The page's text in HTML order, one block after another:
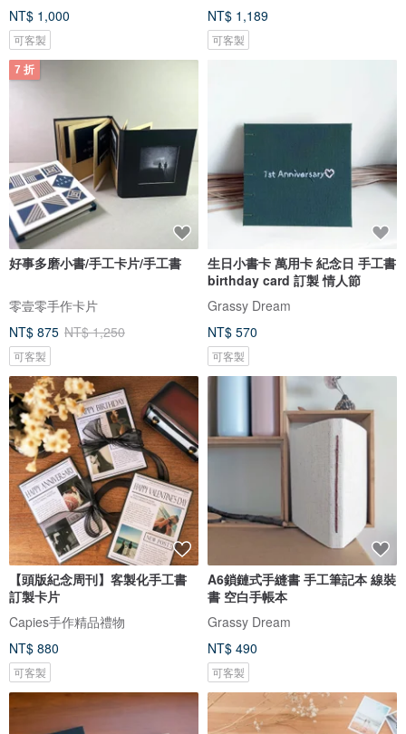
NT$ 1,000
可客製
NT$ 1,189
可客製
7 折
好事多磨小書/手工卡片/手工書
零壹零手作卡片
NT$ 875 NT$ 1,250
可客製
生日小書卡 萬用卡 紀念日 手工書
birthday card 訂製 情人節
Grassy Dream
NT$ 570
可客製
【頭版紀念周刊】客製化手工書
訂製卡片
Capies手作精品禮物
NT$ 880
可客製
A6鎖鏈式手縫書 手工筆記本 線裝
書 空白手帳本
Grassy Dream
NT$ 490
可客製